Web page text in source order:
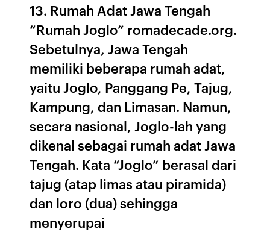
13. Rumah Adat Jawa Tengah
“Rumah Joglo” romadecade.org.
Sebetulnya, Jawa Tengah
memiliki beberapa rumah adat,
yaitu Joglo, Panggang Pe, Tajug,
Kampung, dan Limasan. Namun,
secara nasional, Joglo-lah yang
dikenal sebagai rumah adat Jawa
Tengah. Kata “Joglo” berasal dari
tajug (atap limas atau piramida)
dan loro (dua) sehingga
menyerupai